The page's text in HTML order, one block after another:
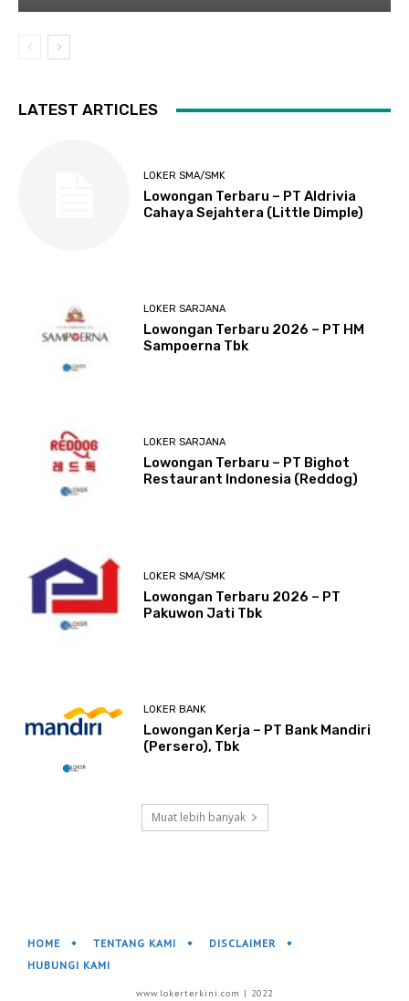
LATEST ARTICLES
LOKER SMA/SMK
Lowongan Terbaru – PT Aldrivia
Cahaya Sejahtera (Little Dimple)
LOKER SARJANA
Lowongan Terbaru 2026 – PT HM
Sampoerna Tbk
LOKER SARJANA
Lowongan Terbaru – PT Bighot
Restaurant Indonesia (Reddog)
LOKER SMA/SMK
Lowongan Terbaru 2026 – PT
Pakuwon Jati Tbk
LOKER BANK
Lowongan Kerja – PT Bank Mandiri
(Persero), Tbk
Muat lebih banyak
HOME TENTANG KAMI
DISCLAIMER
HUBUNGI KAMI
www.lokerterkini.com | 2022